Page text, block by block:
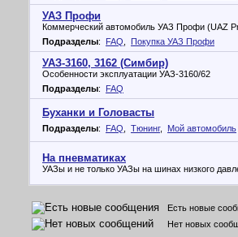
УАЗ Профи
Коммерческий автомобиль УАЗ Профи (UAZ
Подразделы: FAQ Покупка УАЗ Профи
УАЗ-3160, 3162 (Симбир)
Особенности эксплуатации УАЗ-3160/62
Подразделы: FAQ
Буханки и Головасты
Подразделы: FAQ Тюнинг, Мой автомобиль
На пневматиках
УАЗы и не только УАЗы на шинах низкого
Есть новые
Нет новых